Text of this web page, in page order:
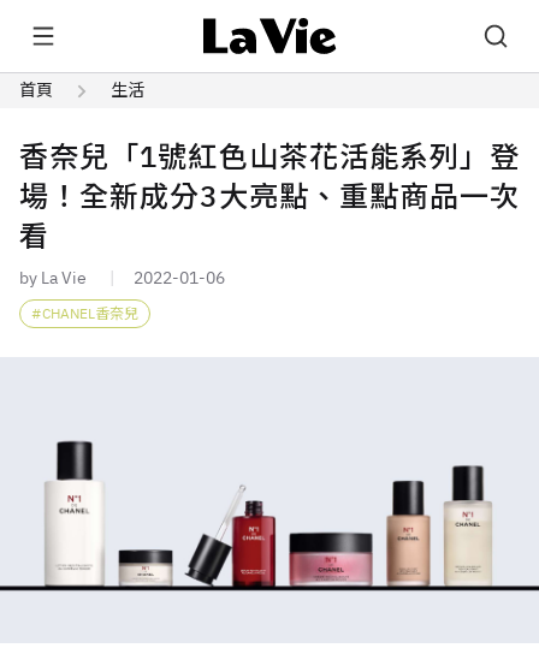
首頁 生活
香奈兒「1號紅色山茶花活能系列」登
場！全新成分3大亮點、重點商品一次
看
by La Vie 2022-01-06
CHANEL香奈兒